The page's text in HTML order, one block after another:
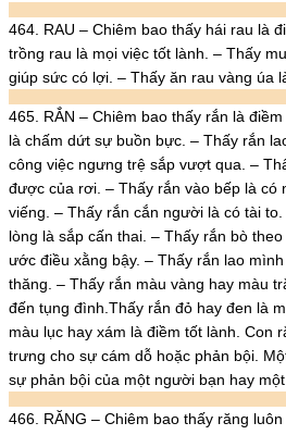
464. RAU – Chiêm bao thấy hái rau là
trồng rau là mọi việc tốt lành. – Thấy
giúp sức có lợi. – Thấy ăn rau vàng úa
465. RẮN – Chiêm bao thấy rắn là
là chấm dứt sự buồn bực. – Thấy rắn
công việc ngưng trệ sắp vượt qua. –
được của rơi. – Thấy rắn vào bếp là có
viếng. – Thấy rắn cắn người là có tài
lòng là sắp cấn thai. – Thấy rắn bò
ước điều xằng bậy. – Thấy rắn lao
thăng. – Thấy rắn màu vàng hay màu
đến tụng đình.Thấy rắn đỏ hay đen là
màu lục hay xám là điềm tốt lành. Con
trưng cho sự cám dỗ hoặc phản bội.
sự phản bội của một người bạn hay
466. RĂNG – Chiêm bao thấy răng